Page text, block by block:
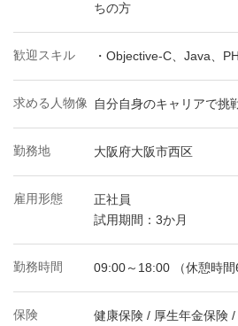
ちの方
歓迎スキル ・Objective-C、Java、
求める人物像 自分自身のキャリアで挑
勤務地 大阪府大阪市西区
雇用形態
正社員
試用期間：3か月
勤務時間 09:00～18:00 （休憩時間
保険
健康保険 / 厚生年金保険